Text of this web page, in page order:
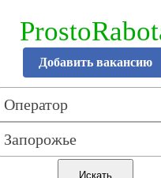
Добавить вакансию